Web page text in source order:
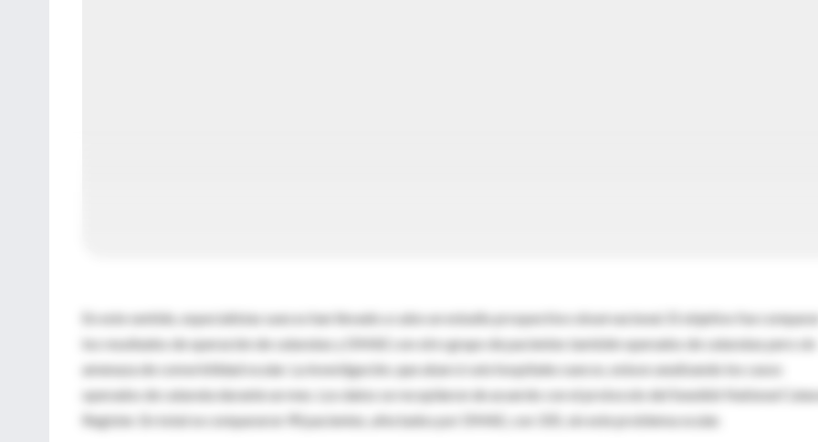
En este sentido, especialistas suecos han llevado a cabo un estudio prospectivo observacional. El objetivo fue
los resultados de operación de cataratas y DMAE con otro grupo de pacientes también operados de cataratas pero sin
amenaza de comorbilidad ocular. La investigación, que abarcó seis hospitales suecos, estuvo analizando los casos
operados de catarata durante un mes. Los datos se recopilaron de acuerdo con el protocolo del Swedish National
Register. En total se compararon 90 pacientes, afectados por DMAE, con 335, sin este problema ocular.